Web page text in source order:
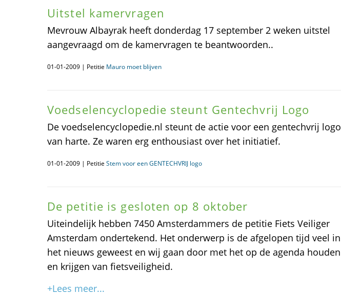
Uitstel kamervragen
Mevrouw Albayrak heeft donderdag 17 september 2 weken uitstel
aangevraagd om de kamervragen te beantwoorden..
01-01-2009 | Petitie Mauro moet blijven
Voedselencyclopedie steunt Gentechvrij Logo
De voedselencyclopedie.nl steunt de actie voor een gentechvrij logo
van harte. Ze waren erg enthousiast over het initiatief.
01-01-2009 | Petitie Stem voor een GENTECHVRIJ logo
De petitie is gesloten op 8 oktober
Uiteindelijk hebben 7450 Amsterdammers de petitie Fiets Veiliger
Amsterdam ondertekend. Het onderwerp is de afgelopen tijd veel in
het nieuws geweest en wij gaan door met het op de agenda houden
en krijgen van fietsveiligheid.
+Lees meer...